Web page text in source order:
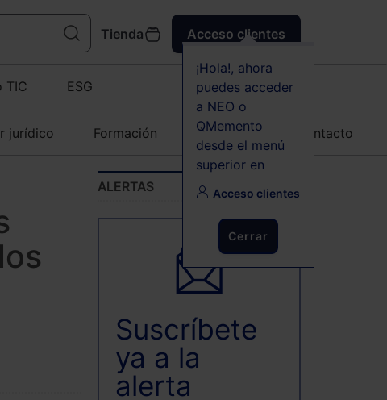
Tienda Acceso clientes
¡Hola!, ahora
puedes acceder
a NEO o
QMemento
desde el menú
superior en
Acceso clientes
Cerrar
TIC ESG
jurídico Formación Agenda Contacto
ALERTAS
Suscríbete
ya a la
alerta